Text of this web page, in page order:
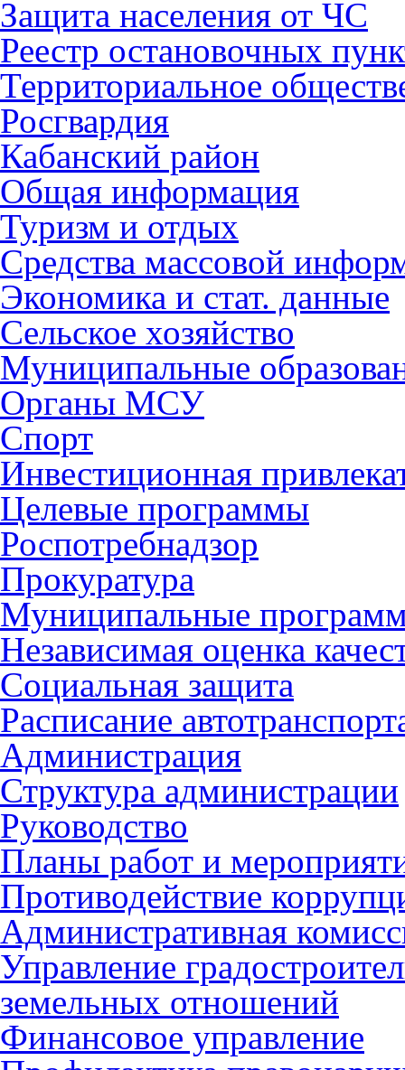
Защита населения от ЧС
Реестр остановочных
Территориальное
Росгвардия
Кабанский район
Общая информация
Туризм и отдых
Средства массовой
Экономика и стат. данные
Сельское хозяйство
Муниципальные
Органы МСУ
Спорт
Инвестиционная
Целевые программы
Роспотребнадзор
Прокуратура
Муниципальные
Независимая оценка
Социальная защита
Расписание
Администрация
Структура администрации
Руководство
Планы работ и
Противодействие
Административная
Управление
земельных отношений
Финансовое управление